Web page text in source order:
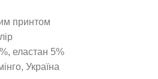
принтом
еластан 5%
Україна